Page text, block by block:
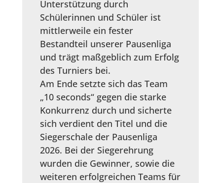
Unterstützung durch
Schülerinnen und Schüler ist
mittlerweile ein fester
Bestandteil unserer Pausenliga
und trägt maßgeblich zum Erfolg
des Turniers bei.
Am Ende setzte sich das Team
„10 seconds“ gegen die starke
Konkurrenz durch und sicherte
sich verdient den Titel und die
Siegerschale der Pausenliga
2026. Bei der Siegerehrung
wurden die Gewinner, sowie die
weiteren erfolgreichen Teams für